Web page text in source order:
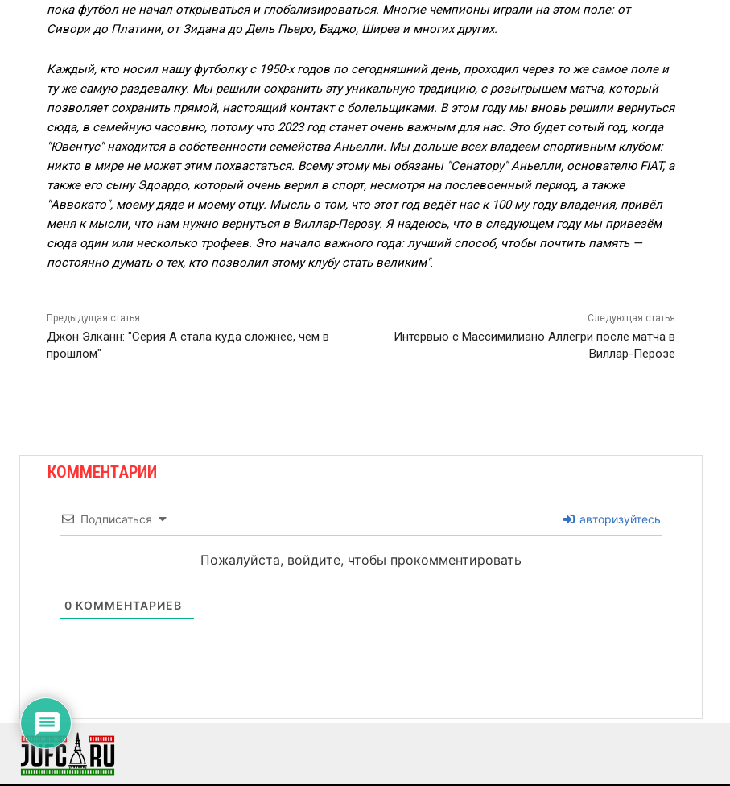
пока футбол не начал открываться и глобализироваться. Многие чемпионы играли на этом поле: от
Сивори до Платини, от Зидана до Дель Пьеро, Баджо, Ширеа и многих других.
Каждый, кто носил нашу футболку с 1950-х годов по сегодняшний день, проходил через то же самое поле и
ту же самую раздевалку. Мы решили сохранить эту уникальную традицию, с розыгрышем матча, который
позволяет сохранить прямой, настоящий контакт с болельщиками. В этом году мы вновь решили вернуться
сюда, в семейную часовню, потому что 2023 год станет очень важным для нас. Это будет сотый год, когда
"Ювентус" находится в собственности семейства Аньелли. Мы дольше всех владеем спортивным клубом:
никто в мире не может этим похвастаться. Всему этому мы обязаны "Сенатору" Аньелли, основателю FIAT, а
также его сыну Эдоардо, который очень верил в спорт, несмотря на послевоенный период, а также
"Аввокато", моему дяде и моему отцу. Мысль о том, что этот год ведёт нас к 100-му году владения, привёл
меня к мысли, что нам нужно вернуться в Виллар-Перозу. Я надеюсь, что в следующем году мы привезём
сюда один или несколько трофеев. Это начало важного года: лучший способ, чтобы почтить память —
постоянно думать о тех, кто позволил этому клубу стать великим".
Предыдущая статья
Джон Элканн: "Серия А стала куда сложнее, чем в
прошлом"
Следующая статья
Интервью с Массимилиано Аллегри после матча в
Виллар-Перозе
КОММЕНТАРИИ
Подписаться авторизуйтесь
Пожалуйста, войдите, чтобы прокомментировать
0 КОММЕНТАРИЕВ